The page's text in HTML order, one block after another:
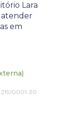
Lara
atender
em
0001-30